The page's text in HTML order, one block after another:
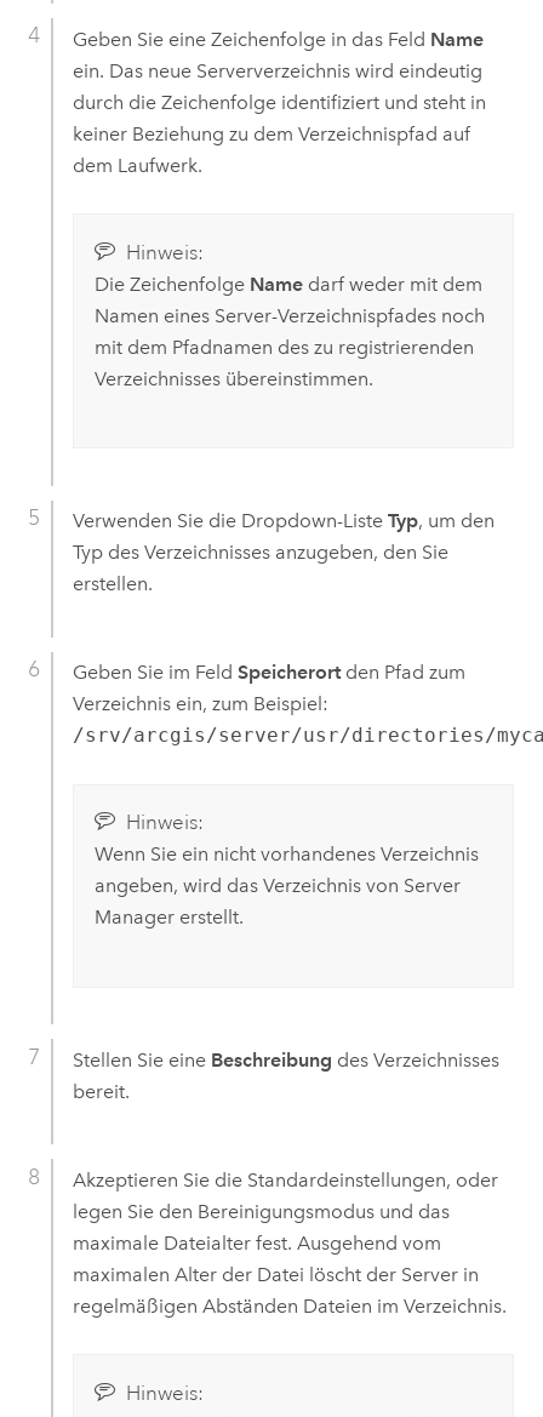
Geben Sie eine Zeichenfolge in das Feld Name
ein. Das neue Serververzeichnis wird eindeutig
durch die Zeichenfolge identifiziert und steht in
keiner Beziehung zu dem Verzeichnispfad auf
dem Laufwerk.
Hinweis:
Die Zeichenfolge Namedarf weder mit dem
Namen eines Server-Verzeichnispfades noch
mit dem Pfadnamen des zu registrierenden
Verzeichnisses übereinstimmen.
Verwenden Sie die Dropdown-Liste Typ, um den
Typ des Verzeichnisses anzugeben, den Sie
erstellen.
Geben Sie im Feld Speicherortden Pfad zum
Verzeichnis ein, zum Beispiel:
/srv/arcgis/server/usr/directories/
Hinweis:
Wenn Sie ein nicht vorhandenes Verzeichnis
angeben, wird das Verzeichnis von Server
Managererstellt.
Stellen Sie eine Beschreibung des Verzeichnisses
bereit.
Akzeptieren Sie die Standardeinstellungen, oder
legen Sie den Bereinigungsmodus und das
maximale Dateialter fest. Ausgehend vom
maximalen Alter der Datei löscht der Server in
regelmäßigen Abständen Dateien im Verzeichnis.
Hinweis: